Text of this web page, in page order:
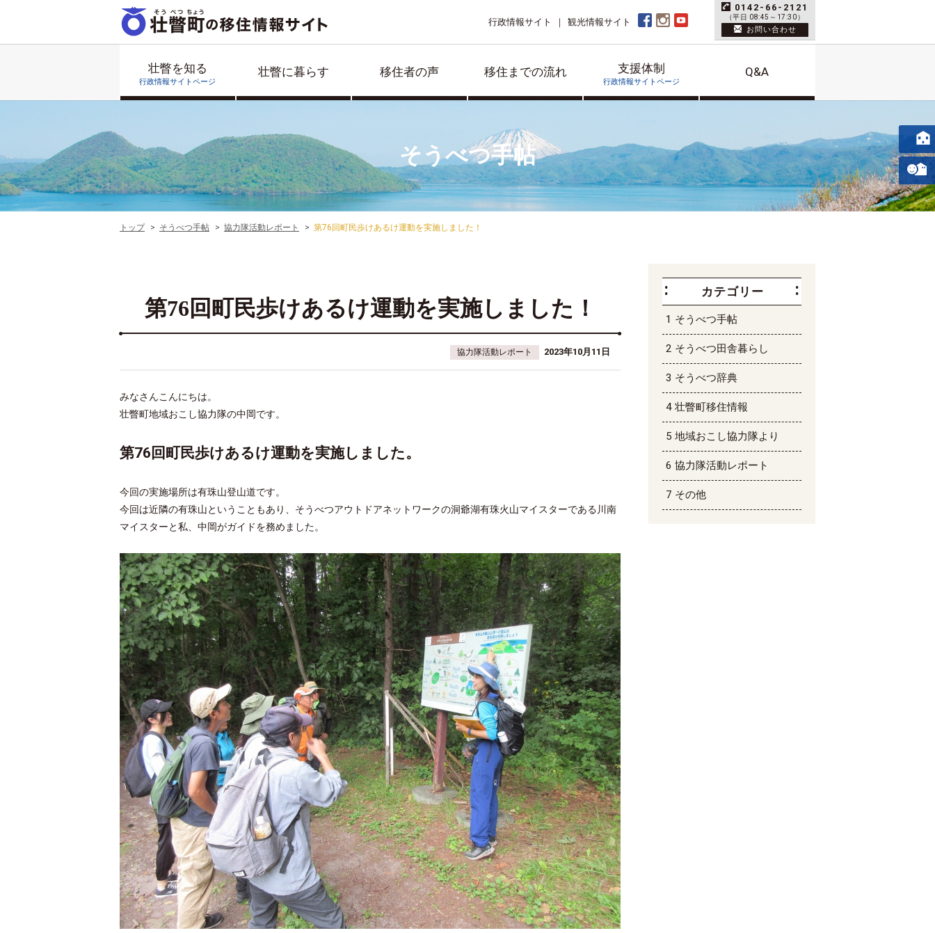
壮瞥を知る
行政情報サイトページ
壮瞥に暮らす 移住者の声 移住までの流れ 支援体制
行政情報サイトページ
Q&A
行政情報サイト 観光情報サイト
0142-66-2121
（平日 08:45～17:30）
お問い合わせ
そうべつ手帖
トップ そうべつ手帖 協力隊活動レポート 第76回町民歩けあるけ運動を実施しました！
第76回町民歩けあるけ運動を実施しました！
協力隊活動レポート 2023年10月11日
みなさんこんにちは。
壮瞥町地域おこし協力隊の中岡です。
第76回町民歩けあるけ運動を実施しました。
今回の実施場所は有珠山登山道です。
今回は近隣の有珠山ということもあり、そうべつアウトドアネットワークの洞爺湖有珠火山マイスターである川南
マイスターと私、中岡がガイドを務めました。
カテゴリー
そうべつ手帖
そうべつ田舎暮らし
そうべつ辞典
壮瞥町移住情報
地域おこし協力隊より
協力隊活動レポート
その他